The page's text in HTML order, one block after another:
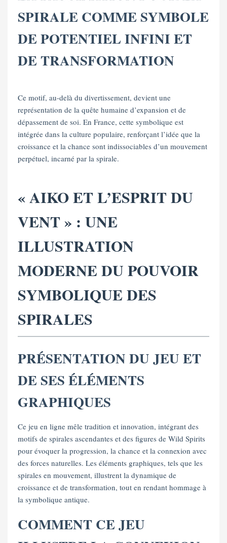
SPIRALE COMME SYMBOLE
DE POTENTIEL INFINI ET
DE TRANSFORMATION
Ce motif, au-delà du divertissement, devient une
représentation de la quête humaine d’expansion et de
dépassement de soi. En France, cette symbolique est
intégrée dans la culture populaire, renforçant l’idée que la
croissance et la chance sont indissociables d’un mouvement
perpétuel, incarné par la spirale.
« AIKO ET L’ESPRIT DU
VENT » : UNE
ILLUSTRATION
MODERNE DU POUVOIR
SYMBOLIQUE DES
SPIRALES
PRÉSENTATION DU JEU ET
DE SES ÉLÉMENTS
GRAPHIQUES
Ce jeu en ligne mêle tradition et innovation, intégrant des
motifs de spirales ascendantes et des figures de Wild Spirits
pour évoquer la progression, la chance et la connexion avec
des forces naturelles. Les éléments graphiques, tels que les
spirales en mouvement, illustrent la dynamique de
croissance et de transformation, tout en rendant hommage à
la symbolique antique.
COMMENT CE JEU